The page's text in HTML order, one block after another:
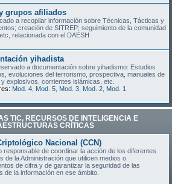
grupos afiliados
a recopilar información sobre Técnicas, Tácticas y
creación de SITREP; seguimiento de la comunidad
relacionada con el DAESH
yihadista
a documentación sobre yihadismo: Estudios
evoluciones del terrorismo, prospectiva, manuales de
explosivos, corrientes islámicas, etc.
Mod. 4 Mod. 5 Mod. 3 Mod. 2 Mod. 1
TIC, RECURSOS DE INTELIGENCIA E
CRÍTICAS
Nacional (CCN)
responsable de coordinar la acción de los diferentes
de la Administración que utilicen medios o
de cifra y de garantizar la seguridad de las
de la información en ese ámbito.